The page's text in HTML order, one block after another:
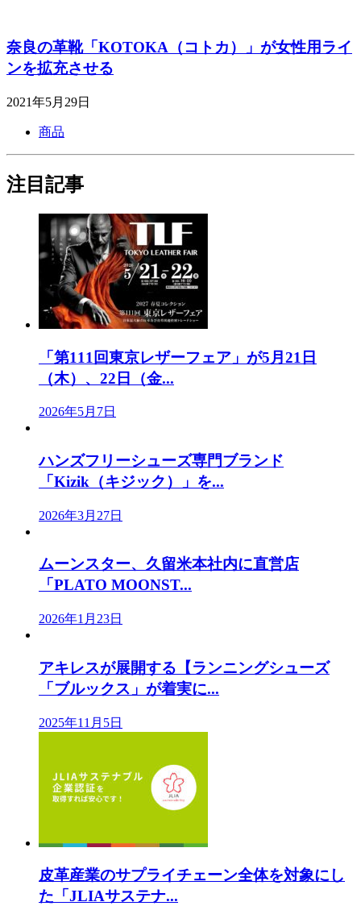
奈良の革靴「KOTOKA（コトカ）」が女性用ライ
ンを拡充させる
2021年5月29日
商品
注目記事
「第111回東京レザーフェア」が5月21日
（木）、22日（金...
2026年5月7日
ハンズフリーシューズ専門ブランド
「Kizik（キジック）」を...
2026年3月27日
ムーンスター、久留米本社内に直営店
「PLATO MOONST...
2026年1月23日
アキレスが展開する【ランニングシューズ
「ブルックス」が着実に...
2025年11月5日
皮革産業のサプライチェーン全体を対象にし
た「JLIAサステナ...